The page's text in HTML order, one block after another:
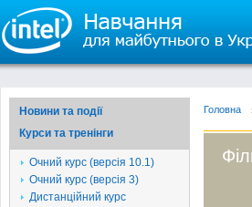
Новини та події
Курси та тренінги
Очний курс (версія 10.1)
Очний курс (версія 3)
Дистанційний курс
Головна